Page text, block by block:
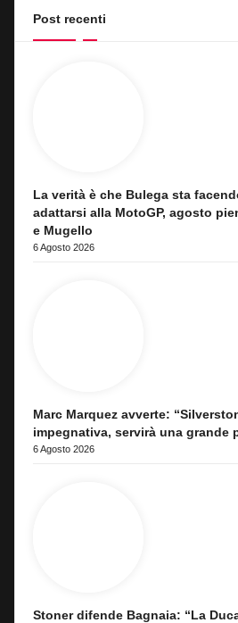
Post recenti
La verità è che Bulega sta
adattarsi alla MotoGP, agosto
e Mugello
6 Agosto 2026
Marc Marquez avverte:
impegnativa, servirà una grande
6 Agosto 2026
Stoner difende Bagnaia: “La